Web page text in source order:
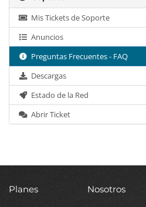
Mis Tickets de Soporte
Anuncios
Preguntas Frecuentes - FAQ
Descargas
Estado de la Red
Abrir Ticket
Planes Nosotros